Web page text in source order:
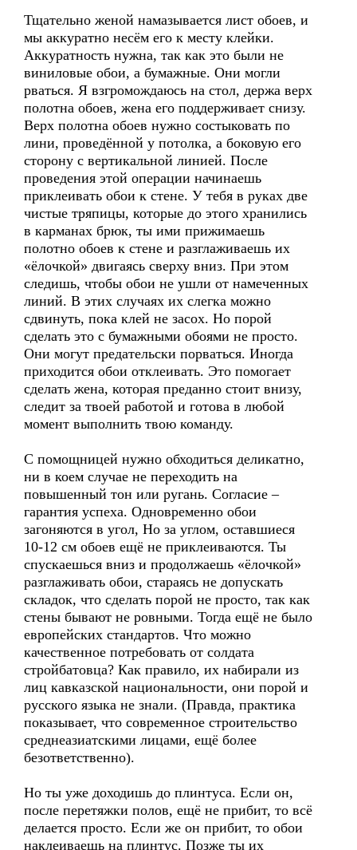
Тщательно женой намазывается лист обоев, и
мы аккуратно несём его к месту клейки.
Аккуратность нужна, так как это были не
виниловые обои, а бумажные. Они могли
рваться. Я взгромождаюсь на стол, держа верх
полотна обоев, жена его поддерживает снизу.
Верх полотна обоев нужно состыковать по
лини, проведённой у потолка, а боковую его
сторону с вертикальной линией. После
проведения этой операции начинаешь
приклеивать обои к стене. У тебя в руках две
чистые тряпицы, которые до этого хранились
в карманах брюк, ты ими прижимаешь
полотно обоев к стене и разглаживаешь их
«ёлочкой» двигаясь сверху вниз. При этом
следишь, чтобы обои не ушли от намеченных
линий. В этих случаях их слегка можно
сдвинуть, пока клей не засох. Но порой
сделать это с бумажными обоями не просто.
Они могут предательски порваться. Иногда
приходится обои отклеивать. Это помогает
сделать жена, которая преданно стоит внизу,
следит за твоей работой и готова в любой
момент выполнить твою команду.
С помощницей нужно обходиться деликатно,
ни в коем случае не переходить на
повышенный тон или ругань. Согласие –
гарантия успеха. Одновременно обои
загоняются в угол, Но за углом, оставшиеся
10-12 см обоев ещё не приклеиваются. Ты
спускаешься вниз и продолжаешь «ёлочкой»
разглаживать обои, стараясь не допускать
складок, что сделать порой не просто, так как
стены бывают не ровными. Тогда ещё не было
европейских стандартов. Что можно
качественное потребовать от солдата
стройбатовца? Как правило, их набирали из
лиц кавказской национальности, они порой и
русского языка не знали. (Правда, практика
показывает, что современное строительство
среднеазиатскими лицами, ещё более
безответственно).
Но ты уже доходишь до плинтуса. Если он,
после перетяжки полов, ещё не прибит, то всё
делается просто. Если же он прибит, то обои
наклеиваешь на плинтус. Позже ты их